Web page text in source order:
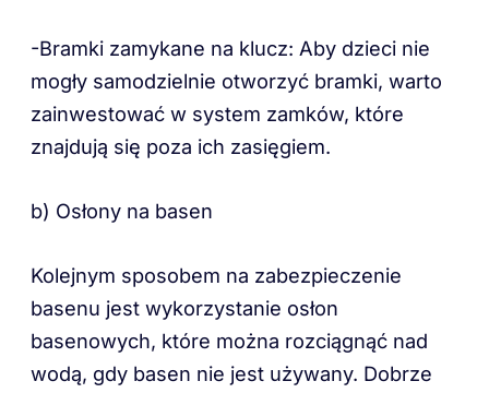
-Bramki zamykane na klucz: Aby dzieci nie
mogły samodzielnie otworzyć bramki, warto
zainwestować w system zamków, które
znajdują się poza ich zasięgiem.
b) Osłony na basen
Kolejnym sposobem na zabezpieczenie
basenu jest wykorzystanie osłon
basenowych, które można rozciągnąć nad
wodą, gdy basen nie jest używany. Dobrze